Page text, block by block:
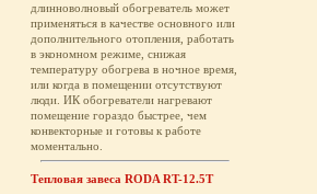
длинноволновый обогреватель может
применяться в качестве основного или
дополнительного отопления, работать
в экономном режиме, снижая
температуру обогрева в ночное время,
или когда в помещении отсутствуют
люди. ИК обогреватели нагревают
помещение гораздо быстрее, чем
конвекторные и готовы к работе
моментально.
Тепловая завеса RODA RT-12.5T